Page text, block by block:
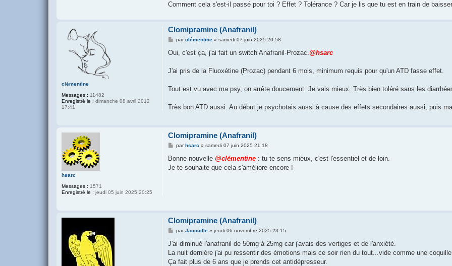
Comment cela s'est-il passé pour toi ? Effet ? Tolérance ? Car je lis que tu est en train de
clémentine
Messages : 11482
Enregistré le : dimanche 08 avril 2012
17:41
Clomipramine (Anafranil)
M
s
g
parclémentine» samedi 07 juin 2025 20:58
Oui, c'est ça, j'ai fait un switch Anafranil-Prozac. @hsarc
J'ai pris de la Fluoxétine (Prozac) pendant 6 mois, minimum requis pour qu'un ATD fasse effet.
Tout est vu avec ma psy, on arrête doucement. Je vais mieux. Très bien toléré sans les
Très bon ATD aussi. Au début je psychotais aussi à cause des effets secondaires aussi, puis
hsarc
Messages : 1571
Enregistré le : jeudi 05 juin 2025 20:25
Clomipramine (Anafranil)
M
s
a
parhsarc » samedi 07 juin 2025 21:18
Bonne nouvelle @clémentine : tu te sens mieux, c'est l'essentiel et de loin.
Je te souhaite que cela s'améliore encore !
Clomipramine (Anafranil)
M
s
a
g
parJacouille» jeudi 06 novembre 2025 23:15
J'ai diminué l'anafranil de 50mg à 25mg car j'avais des vertiges et de l'anxiété.
La nuit dernière j'ai pu ressentir des émotions mais ce soir rien du tout...vide comme une coquille
Ça fait plus de 6 ans que je prends cet antidépresseur.